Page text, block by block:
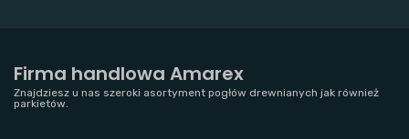
Firma handlowa Amarex
Znajdziesz u nas szeroki asortyment pogłów drewnianych jak również
parkietów.